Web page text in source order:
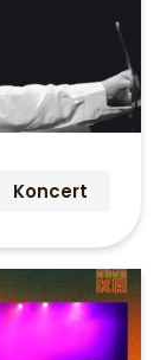
Koncert